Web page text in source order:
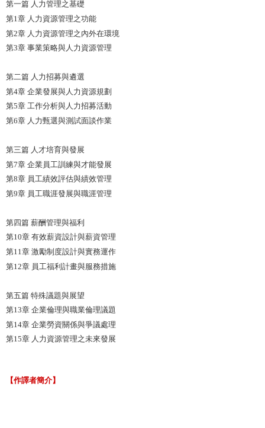
第一篇 人力管理之基礎
第1章 人力資源管理之功能
第2章 人力資源管理之內外在環境
第3章 事業策略與人力資源管理
第二篇 人力招募與遴選
第4章 企業發展與人力資源規劃
第5章 工作分析與人力招募活動
第6章 人力甄選與測試面談作業
第三篇 人才培育與發展
第7章 企業員工訓練與才能發展
第8章 員工績效評估與績效管理
第9章 員工職涯發展與職涯管理
第四篇 薪酬管理與福利
第10章 有效薪資設計與薪資管理
第11章 激勵制度設計與實務運作
第12章 員工福利計畫與服務措施
第五篇 特殊議題與展望
第13章 企業倫理與職業倫理議題
第14章 企業勞資關係與爭議處理
第15章 人力資源管理之未來發展
【作譯者簡介】